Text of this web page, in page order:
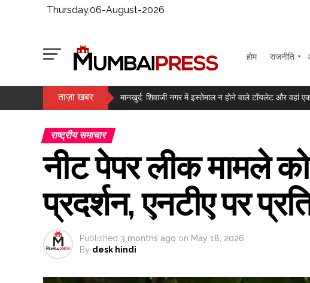
Thursday,06-August-2026
होम राजनीति
ताज़ा खबर
‘वह मुझे कभी बेटी तो कभी छोटी बहन की तरह मानते थे’, प्रदीप
लगातार दूसरे दिन हरे निशान में बंद हुआ बाजार, सेंसेक्स में 374
मैच से पहले कैसे वजन को नियंत्रित रखते हैं मुक्केबाज? प्रीति
सोने में बड़ी तेजी, वायदा में दाम 1.49 लाख के पार ...
मेटा के एआई मॉडल ने साइबर सिक्योरिटी टेस्ट के दौरान बाहरी
सुषमा स्वराज की पुण्यतिथि पर बंसुरी स्वराज ने लिखा, “समय आगे
राष्ट्रीय समाचार
नीट पेपर लीक मामले
प्रदर्शन, एनटीए पर
Published 3 months ago on May 18, 2026
By desk hindi